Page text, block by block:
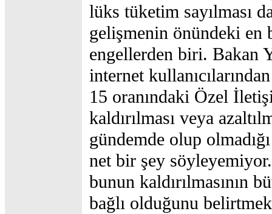
lüks tüketim sayılması
gelişmenin önündeki en
engellerden biri. Bakan
internet
15 oranındaki Özel
kaldırılması veya
gündemde olup
net bir şey söyleyemiyor.
bunun kaldırılmasının
bağlı olduğunu